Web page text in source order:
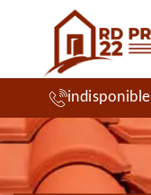
indisponible